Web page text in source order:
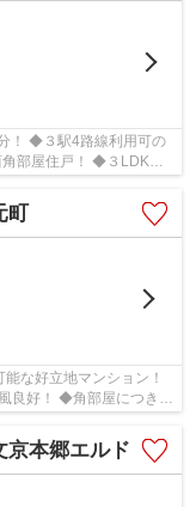
！ ◆３駅4路線利用可の
部屋住戸！ ◆３LDKに
町
な好立地マンション！
良好！ ◆角部屋につき２
京本郷エルド